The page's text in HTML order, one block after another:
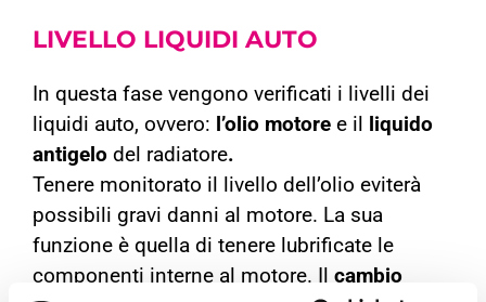
LIVELLO LIQUIDI AUTO
In questa fase vengono verificati i livelli dei
liquidi auto, ovvero: l’olio motore e il
liquido
antigelo del radiatore.
Tenere monitorato il livello dell’olio eviterà
possibili gravi danni al motore. La sua
funzione è quella di tenere lubrificate le
componenti interne al motore. Il cambio